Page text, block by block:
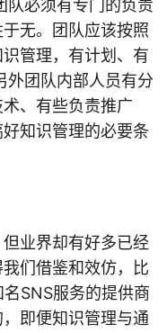
队必须有专门的负责
无。团队应该按照
管理，有计划、有
外团队内部人员有分
、有些负责推广
知识管理的必要条
业界却有好多已经
们借鉴和效仿，比
SNS服务的提供商
即便知识管理与通